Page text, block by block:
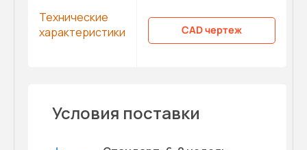
Технические
характеристики
CAD чертеж
Условия поставки